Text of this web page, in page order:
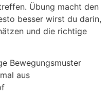
Übung macht den
besser wirst du darin,
und die richtige
Bewegungsmuster
aus